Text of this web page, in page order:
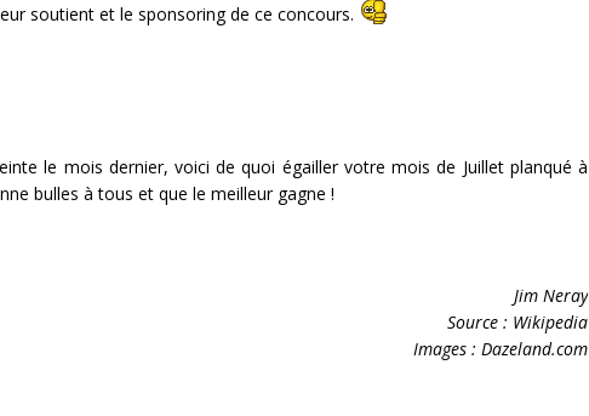
soutient et le sponsoring de ce concours.
le mois dernier, voici de quoi égailler votre mois de Juillet planqué à
bulles à tous et que le meilleur gagne !
Jim Neray
Source : Wikipedia
Images : Dazeland.com